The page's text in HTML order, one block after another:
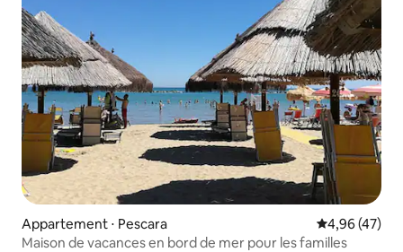
Appartement ⋅ Pescara Évaluation
4,96 (47)
Maison de vacances en bord de mer pour les familles